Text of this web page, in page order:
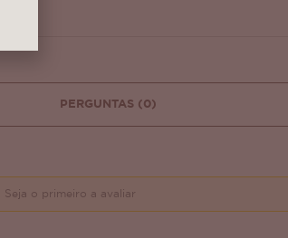
PERGUNTAS (0)
Seja o primeiro a avaliar